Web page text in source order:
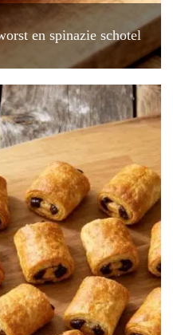
en spinazie schotel